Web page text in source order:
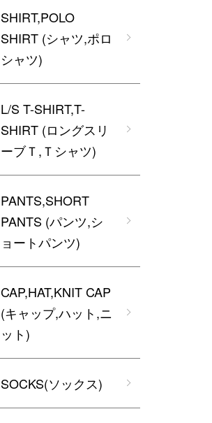
SHIRT,POLO
SHIRT (シャツ,ポロ
シャツ)
L/S T-SHIRT,T-
SHIRT (ロングスリ
ーブＴ,Ｔシャツ)
PANTS,SHORT
PANTS (パンツ,シ
ョートパンツ)
CAP,HAT,KNIT CAP
(キャップ,ハット,ニ
ット)
SOCKS(ソックス)